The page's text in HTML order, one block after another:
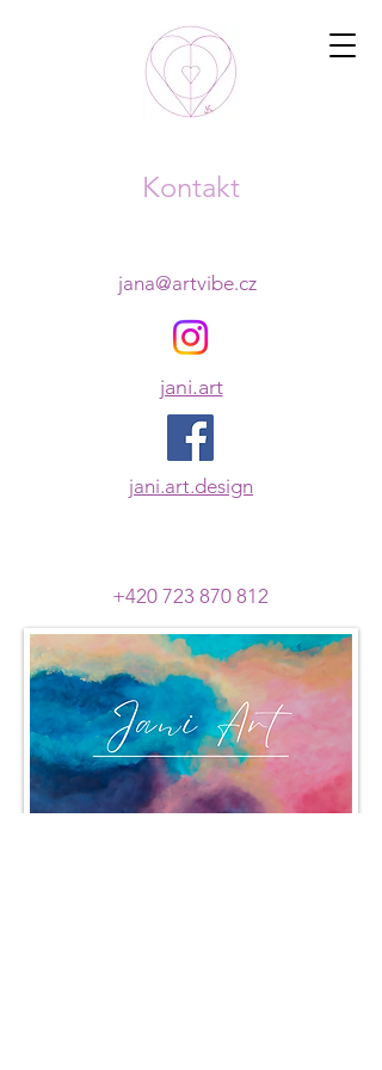
Kontakt
jana@artvibe.cz
jani.art
jani.art.design
+420 723 870 812